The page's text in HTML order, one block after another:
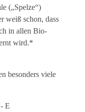
(„Spelze“)
weiß schon, dass
in allen Bio-
wird.*
besonders viele
E